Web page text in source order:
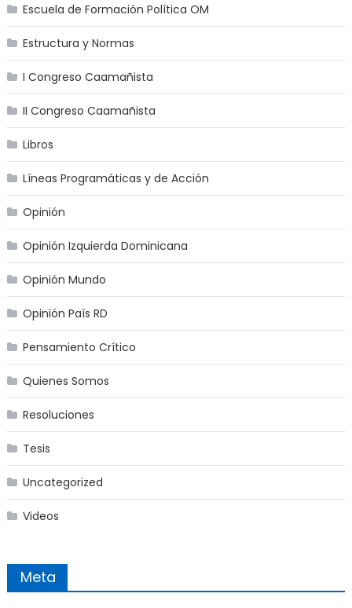
Escuela de Formación Política OM
Estructura y Normas
I Congreso Caamañista
II Congreso Caamañista
Libros
Líneas Programáticas y de Acción
Opinión
Opinión Izquierda Dominicana
Opinión Mundo
Opinión País RD
Pensamiento Crítico
Quienes Somos
Resoluciones
Tesis
Uncategorized
Videos
Meta